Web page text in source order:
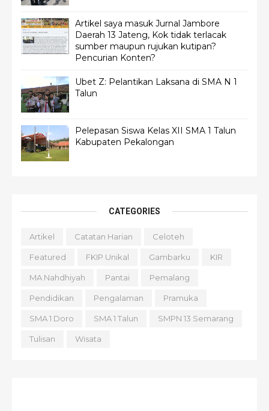
Artikel saya masuk Jurnal Jambore
Daerah 13 Jateng, Kok tidak terlacak
sumber maupun rujukan kutipan?
Pencurian Konten?
Ubet Z: Pelantikan Laksana di SMA N 1
Talun
Pelepasan Siswa Kelas XII SMA 1 Talun
Kabupaten Pekalongan
CATEGORIES
Artikel Catatan Harian Celoteh
Featured FKIP Unikal Gambarku KIR
MA Nahdhiyah Pantai Pemalang
Pendidikan Pengalaman Pramuka
SMA 1 Doro SMA 1 Talun SMPN 13 Semarang
Tulisan Wisata